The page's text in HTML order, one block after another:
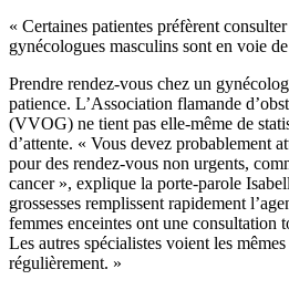
« Certaines patientes préfèrent
gynécologues masculins sont en voie
Prendre rendez-vous chez un
patience. L’Association flamande
(VVOG) ne tient pas elle-même de
d’attente. « Vous devez probablement
pour des rendez-vous non urgents,
cancer », explique la porte-parole
grossesses remplissent rapidement
femmes enceintes ont une consultation
Les autres spécialistes voient les
régulièrement. »